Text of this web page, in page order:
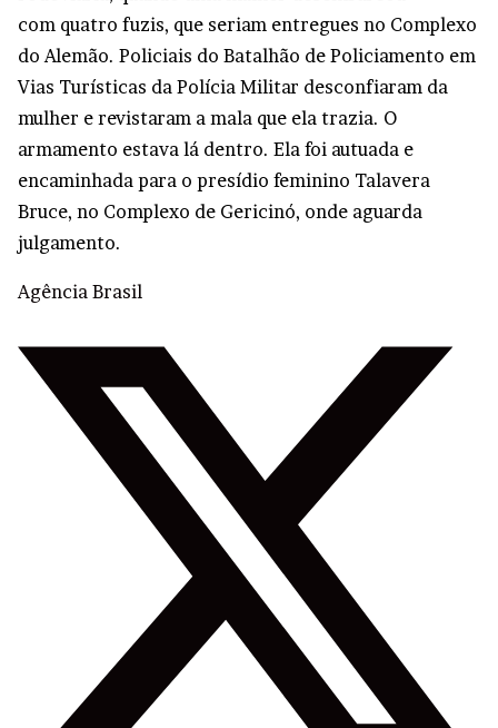
com quatro fuzis, que seriam entregues no Complexo
do Alemão. Policiais do Batalhão de Policiamento em
Vias Turísticas da Polícia Militar desconfiaram da
mulher e revistaram a mala que ela trazia. O
armamento estava lá dentro. Ela foi autuada e
encaminhada para o presídio feminino Talavera
Bruce, no Complexo de Gericinó, onde aguarda
julgamento.
Agência Brasil